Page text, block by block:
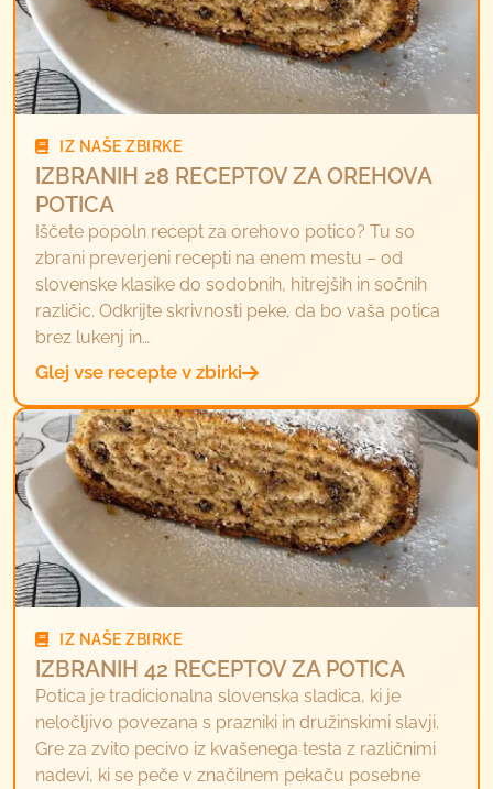
IZ NAŠE ZBIRKE
IZBRANIH 28 RECEPTOV ZA OREHOVA
POTICA
Iščete popoln recept za orehovo potico? Tu so
zbrani preverjeni recepti na enem mestu – od
slovenske klasike do sodobnih, hitrejših in sočnih
različic. Odkrijte skrivnosti peke, da bo vaša potica
brez lukenj in…
Glej vse recepte v zbirki
IZ NAŠE ZBIRKE
IZBRANIH 42 RECEPTOV ZA POTICA
Potica je tradicionalna slovenska sladica, ki je
neločljivo povezana s prazniki in družinskimi slavji.
Gre za zvito pecivo iz kvašenega testa z različnimi
nadevi, ki se peče v značilnem pekaču posebne